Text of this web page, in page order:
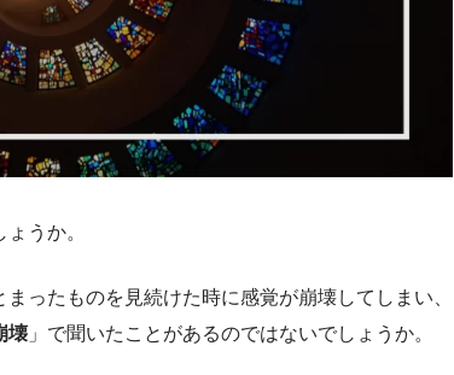
うか。
ったものを見続けた時に感覚が崩壊してしまい、
壊」で聞いたことがあるのではないでしょうか。